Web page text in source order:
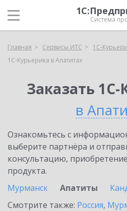
Система
Главная Сервисы ИТС
1С-
1С-Курьерика в Апатитах
Заказать
в
Ознакомьтесь с
выберите партнёра и
консультацию,
продукта.
Мурманск
Апатиты
Смотрите также: Россия,